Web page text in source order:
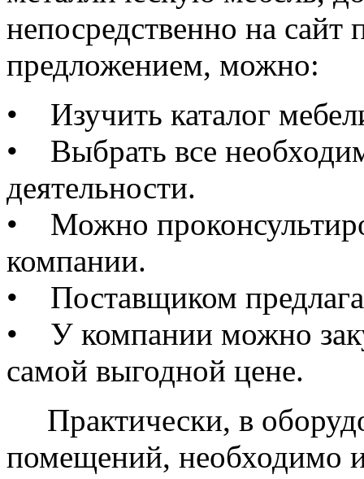
непосредственно на
предложением, можно:
• Изучить каталог
• Выбрать все
деятельности.
• Можно
компании.
• Поставщиком
• У компании можно
самой выгодной цене.
Практически, в
помещений, необходимо